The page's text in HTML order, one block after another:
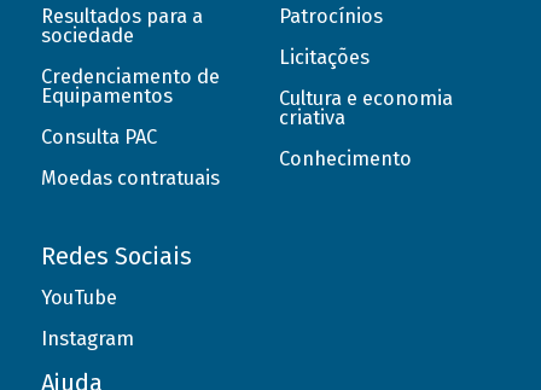
Resultados para a
sociedade
Credenciamento de
Equipamentos
Consulta PAC
Moedas contratuais
Patrocínios
Licitações
Cultura e economia
criativa
Conhecimento
Redes Sociais
YouTube
Instagram
Ajuda